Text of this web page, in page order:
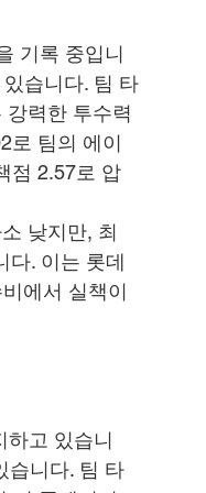
기록 중입니
습니다. 팀 타
력한 투수력
로 팀의 에이
점 2.57로 압
낮지만, 최
다. 이는 롯데
에서 실책이
고 있습니
습니다. 팀 타